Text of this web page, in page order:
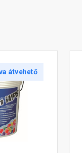
átvehető